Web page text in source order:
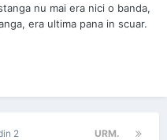
nu mai era nici o banda,
era ultima pana in scuar.
URM.
2